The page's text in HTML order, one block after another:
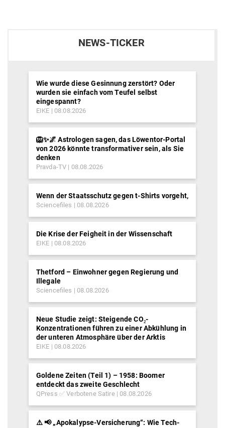
NEWS-TICKER
Wie wurde diese Gesinnung zerstört? Oder
wurden sie einfach vom Teufel selbst
eingespannt?
EIKE 08.08.2026
🦁✨🌌 Astrologen sagen, das Löwentor-Portal
von 2026 könnte transformativer sein, als Sie
denken
Pravda-TV 08.08.2026
Wenn der Staatsschutz gegen t-Shirts vorgeht,
Sciencefiles 08.08.2026
Die Krise der Feigheit in der Wissenschaft
EIKE 08.08.2026
Thetford – Einwohner gegen Regierung und
Illegale
Sciencefiles 08.08.2026
Neue Studie zeigt: Steigende CO₂-
Konzentrationen führen zu einer Abkühlung in
der unteren Atmosphäre über der Arktis
EIKE 08.08.2026
Goldene Zeiten (Teil 1) – 1958: Boomer
entdeckt das zweite Geschlecht
QPress ✅ Verbotene Satire 08.08.2026
⚠️ 📢 „Apokalypse-Versicherung“: Wie Tech-